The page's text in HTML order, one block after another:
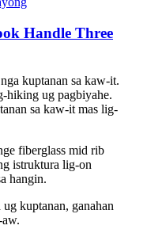
Handle Three
kuptanan sa kaw-it.
hiking ug pagbiyahe.
sa kaw-it mas lig-
fiberglass mid rib
istruktura lig-on
hangin.
kuptanan, ganahan